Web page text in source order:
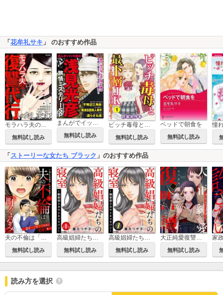
「 花牟礼サキ 」 のおすすめ作品
モラハラ夫の復讐代行いたします！（分冊版）
無料試し読み 無料試し読み
ビッチ毒母と最下層JK ～入れ替わったあなたは私のモノ～
無料試し読み
ベッドで朝食を
無料試し読み
「 ストーリーな女たち ブラック 」のおすすめ作品
夫の不倫は「町ぐるみ」 ～妻をハブるクズたちに制裁を～（分冊版）
無料試し読み
高級娼婦たちの寝室 ～闇聖母スカウトキャラバン～（分冊版）
無料試し読み
高級娼婦たちの寝室 ～闇聖母スカウトキャラバン～
無料試し読み
大正純愛復讐譚 ～母を焼き殺された私は鬼と化す～
無料試し読み
読み方を選択